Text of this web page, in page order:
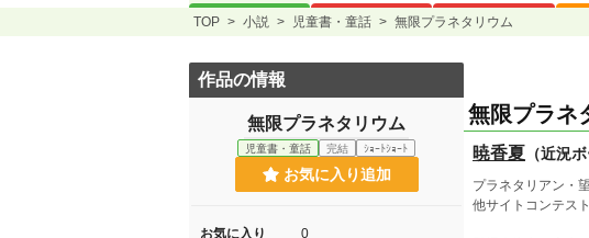
TOP > 小説 > 児童書・童話 > 無限プラネタリウム
無限プラネ
暁香夏 （近況
プラネタリアン・
他サイトコンテス
作品の情報
無限プラネタリウム
児童書・童話 完結 ｼｮｰﾄｼｮｰﾄ
お気に入り追加
お気に入り 0